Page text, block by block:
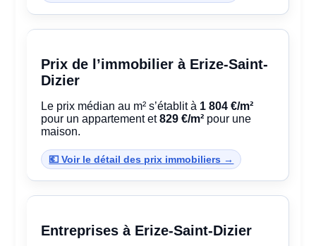
Prix de l’immobilier à Erize-Saint-
Dizier
Le prix médian au m² s’établit à 1 804 €/m²
pour un appartement et829 €/m² pour une
maison.
💶 Voir le détail des prix immobiliers →
Entreprises à Erize-Saint-Dizier